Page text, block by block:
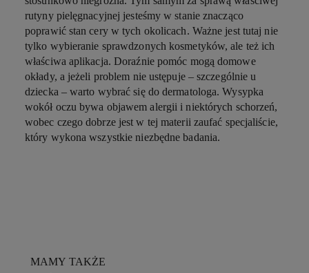
rutyny pielęgnacyjnej jesteśmy w stanie znacząco
poprawić stan cery w tych okolicach. Ważne jest tutaj nie
tylko wybieranie sprawdzonych kosmetyków, ale też ich
właściwa aplikacja. Doraźnie pomóc mogą domowe
okłady, a jeżeli problem nie ustępuje – szczególnie u
dziecka – warto wybrać się do dermatologa. Wysypka
wokół oczu bywa objawem alergii i niektórych schorzeń,
wobec czego dobrze jest w tej materii zaufać specjaliście,
który wykona wszystkie niezbędne badania.
MAMY TAKŻE